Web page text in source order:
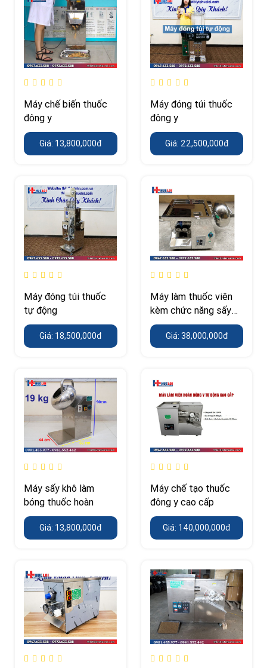
Máy chế biến thuốc
đông y
Giá: 13,800,000đ
Máy đóng túi thuốc
đông y
Giá: 22,500,000đ
Máy đóng túi thuốc
tự động
Giá: 18,500,000đ
Máy làm thuốc viên
kèm chức năng sấy
khô
Giá: 38,000,000đ
Máy sấy khô làm
bóng thuốc hoàn
Giá: 13,800,000đ
Máy chế tạo thuốc
đông y cao cấp
Giá: 140,000,000đ